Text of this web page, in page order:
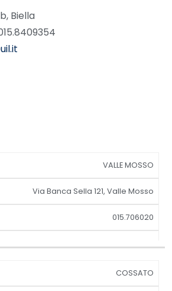
Biella
MAIL
VALLE MOSSO
Via Banca Sella 121, Valle Mosso
015.706020
COSSATO